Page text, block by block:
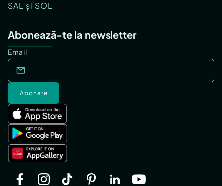
SAL și SOL
Abonează-te la newsletter
Email
Abonare